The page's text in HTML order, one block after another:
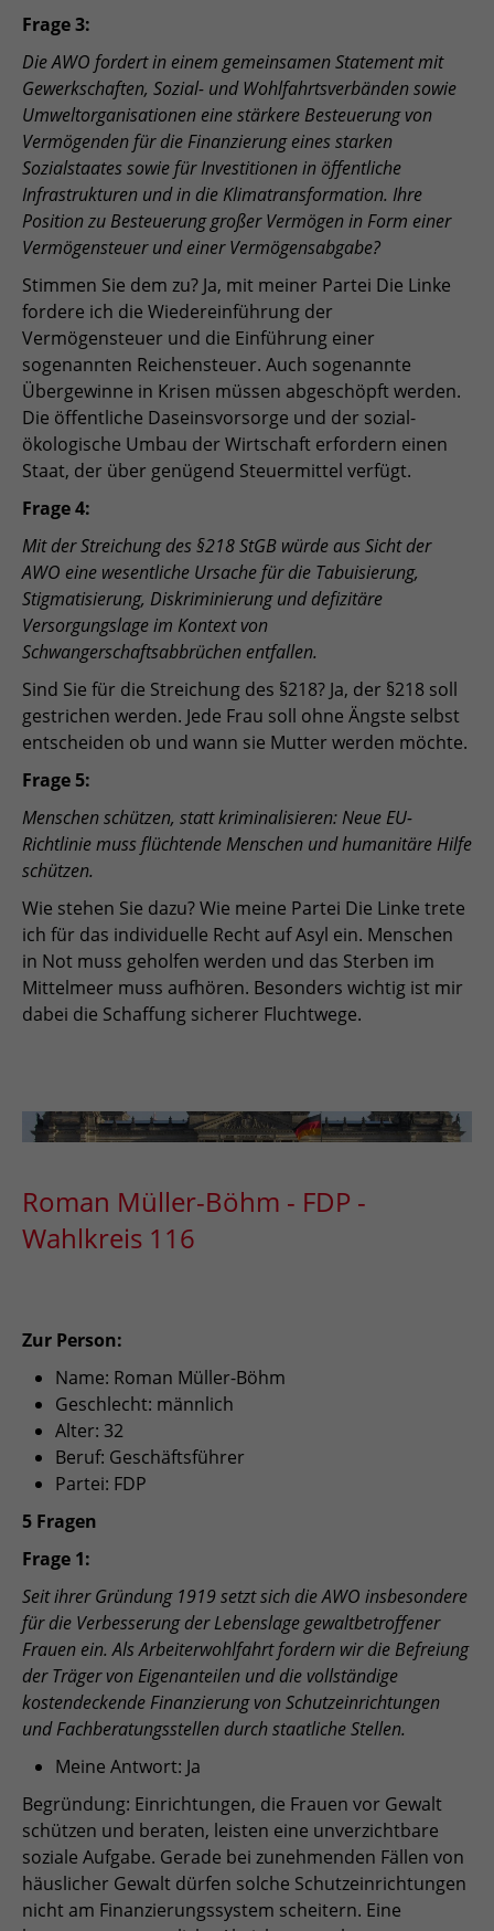
Frage 3:
Die AWO fordert in einem gemeinsamen Statement mit
Gewerkschaften, Sozial- und Wohlfahrtsverbänden sowie
Umweltorganisationen eine stärkere Besteuerung von
Vermögenden für die Finanzierung eines starken
Sozialstaates sowie für Investitionen in öffentliche
Infrastrukturen und in die Klimatransformation. Ihre
Position zu Besteuerung großer Vermögen in Form einer
Vermögensteuer und einer Vermögensabgabe?
Stimmen Sie dem zu? Ja, mit meiner Partei Die Linke
fordere ich die Wiedereinführung der
Vermögensteuer und die Einführung einer
sogenannten Reichensteuer. Auch sogenannte
Übergewinne in Krisen müssen abgeschöpft werden.
Die öffentliche Daseinsvorsorge und der sozial-
ökologische Umbau der Wirtschaft erfordern einen
Staat, der über genügend Steuermittel verfügt.
Frage 4:
Mit der Streichung des §218 StGB würde aus Sicht der
AWO eine wesentliche Ursache für die Tabuisierung,
Stigmatisierung, Diskriminierung und defizitäre
Versorgungslage im Kontext von
Schwangerschaftsabbrüchen entfallen.
Sind Sie für die Streichung des §218? Ja, der §218 soll
gestrichen werden. Jede Frau soll ohne Ängste selbst
entscheiden ob und wann sie Mutter werden möchte.
Frage 5:
Menschen schützen, statt kriminalisieren: Neue EU-
Richtlinie muss flüchtende Menschen und humanitäre Hilfe
schützen.
Wie stehen Sie dazu? Wie meine Partei Die Linke trete
ich für das individuelle Recht auf Asyl ein. Menschen
in Not muss geholfen werden und das Sterben im
Mittelmeer muss aufhören. Besonders wichtig ist mir
dabei die Schaffung sicherer Fluchtwege.
Roman Müller-Böhm - FDP -
Wahlkreis 116
Zur Person:
Name: Roman Müller-Böhm
Geschlecht: männlich
Alter: 32
Beruf: Geschäftsführer
Partei: FDP
5 Fragen
Frage 1:
Seit ihrer Gründung 1919 setzt sich die AWO insbesondere
für die Verbesserung der Lebenslage gewaltbetroffener
Frauen ein. Als Arbeiterwohlfahrt fordern wir die Befreiung
der Träger von Eigenanteilen und die vollständige
kostendeckende Finanzierung von Schutzeinrichtungen
und Fachberatungsstellen durch staatliche Stellen.
Meine Antwort: Ja
Begründung: Einrichtungen, die Frauen vor Gewalt
schützen und beraten, leisten eine unverzichtbare
soziale Aufgabe. Gerade bei zunehmenden Fällen von
häuslicher Gewalt dürfen solche Schutzeinrichtungen
nicht am Finanzierungssystem scheitern. Eine